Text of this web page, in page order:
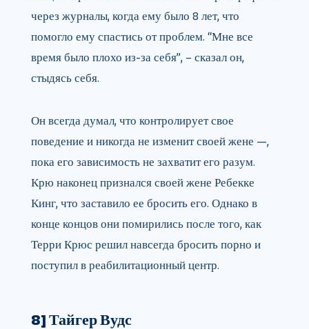
через журналы, когда ему было 8 лет, что
помогло ему спастись от проблем. “Мне все
время было плохо из-за себя”, – сказал он,
стыдясь себя.
Он всегда думал, что контролирует свое
поведение и никогда не изменит своей жене —,
пока его зависимость не захватит его разум.
Крю наконец признался своей жене Ребекке
Кинг, что заставило ее бросить его. Однако в
конце концов они помирились после того, как
Терри Крюс решил навсегда бросить порно и
поступил в реабилитационный центр.
8] Тайгер Вудс